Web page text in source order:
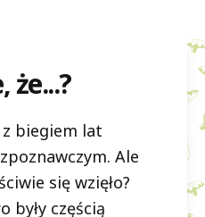
że...?
biegiem lat
Ale
się wzięło?
były częścią